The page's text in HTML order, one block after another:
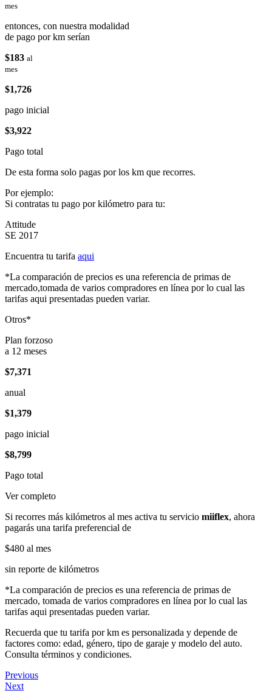
mes
entonces, con nuestra modalidad
de pago por km serían
$183 al
mes
$1,726
pago inicial
$3,922
Pago total
De esta forma solo pagas por los km que recorres.
Por ejemplo:
Si contratas tu pago por kilómetro para tu:
Attitude
SE 2017
Encuentra tu tarifa aqui
*La comparación de precios es una referencia de primas de
mercado,tomada de varios compradores en línea por lo cual las
tarifas aqui presentadas pueden variar.
Otros*
Plan forzoso
a 12 meses
$7,371
anual
$1,379
pago inicial
$8,799
Pago total
Ver completo
Si recorres más kilómetros al mes activa tu servicio miiflex, ahora
pagarás una tarifa preferencial de
$480 al mes
sin reporte de kilómetros
*La comparación de precios es una referencia de primas de
mercado, tomada de varios compradores en línea por lo cual las
tarifas aqui presentadas pueden variar.
Recuerda que tu tarifa por km es personalizada y depende de
factores como: edad, género, tipo de garaje y modelo del auto.
Consulta términos y condiciones.
Previous
Next